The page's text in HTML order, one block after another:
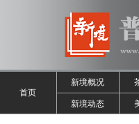
首页
新境概况
新境动态